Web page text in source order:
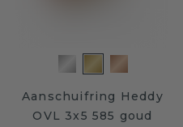
Aanschuifring Heddy
OVL 3x5 585 goud